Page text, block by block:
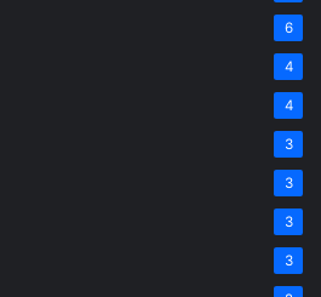
6
4
4
3
3
3
3